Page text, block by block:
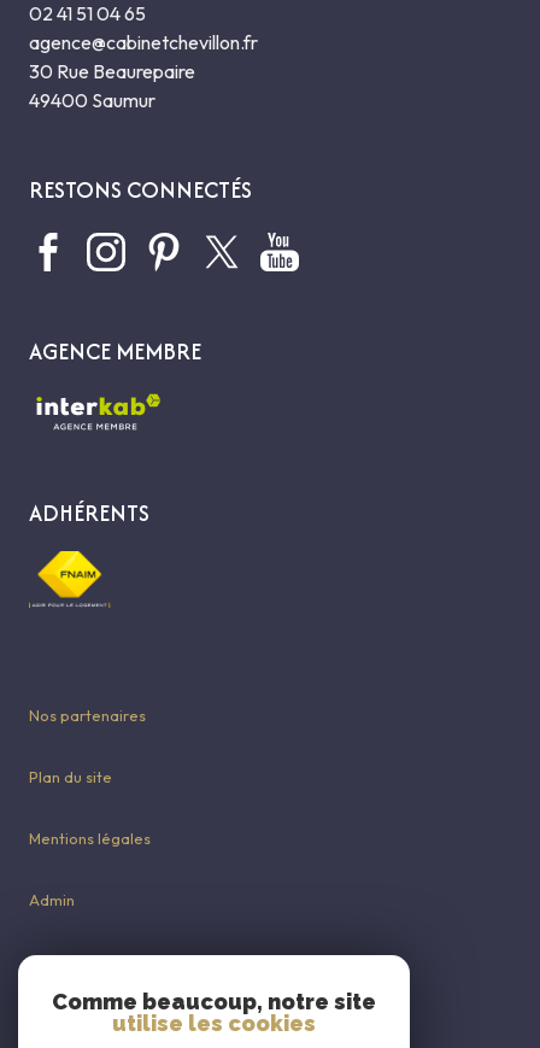
02 41 51 04 65
agence@cabinetchevillon.fr
30 Rue Beaurepaire
49400 Saumur
RESTONS CONNECTÉS
AGENCE MEMBRE
ADHÉRENTS
Nos partenaires
Plan du site
Mentions légales
Admin
Nos honoraires
Politique RGPD
Comme beaucoup, notre site
utilise les cookies